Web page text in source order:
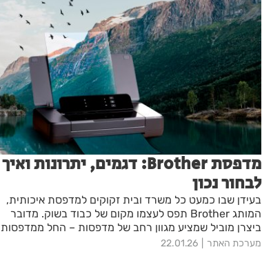
מדפסת Brother: דגמים, יתרונות ואיך
לבחור נכון
בעידן שבו כמעט כל משרד ובית זקוקים למדפסת איכותית,
המותג Brother תפס לעצמו מקום של כבוד בשוק. מדובר
ביצרן מוביל שמציע מגוון רחב של מדפסות – החל ממדפסות
ביתיות פשוטות ועד לדגמי לייזר מתקדמים למשרדים גדולים.
מערכת האתר 22.01.26